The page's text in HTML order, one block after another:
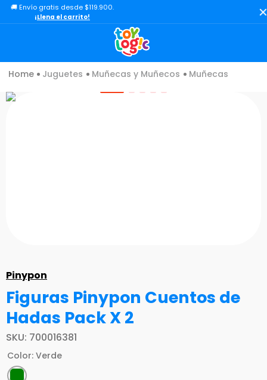
🚚 Envío gratis desde $119.900.
¡Llena el carrito!
Juguetes Muñecas y Muñecos Muñecas
Pinypon
Figuras Pinypon Cuentos de
Hadas Pack X 2
SKU: 700016381
Color: Verde
TÉRMINOS MÁS BUSCADOS
3.
carro
4